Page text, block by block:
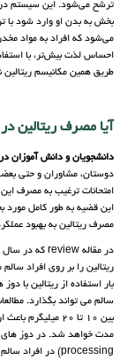
ترشح می‌شود. این سیستم در
بخش به بدن او وارد شود با
می‌شود که افراد به مواد
احساس لذت بیش‌تر، با
طریق همین مکانیسم ریتالین
آیا مصرف ریتالین
دانشجویان و دانش آموزان
دوستان، مشاوران و حتی
امتحانات ترغیب به مصرف
این قضیه به طور کامل مورد
مصرف ریتالین به بهبود
ریتالین را بر روی افراد
بار استفاده از ریتالین با
سالم می تواند بگذارد.